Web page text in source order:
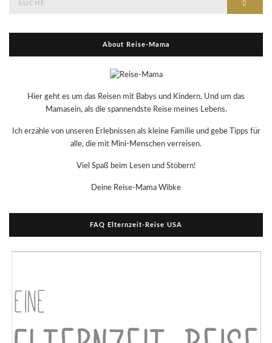
About Reise-Mama
Hier geht es um das Reisen mit Babys und Kindern. Und um das
Mamasein, als die spannendste Reise meines Lebens.
Ich erzähle von unseren Erlebnissen als kleine Familie und gebe Tipps für
alle, die mit Mini-Menschen verreisen.
Viel Spaß beim Lesen und Stöbern!
Deine Reise-Mama Wibke
FAQ Elternzeit-Reise USA